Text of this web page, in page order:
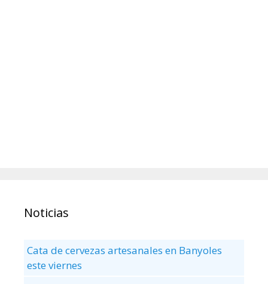
Noticias
Cata de cervezas artesanales en Banyoles
este viernes